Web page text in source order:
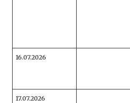
16.07.2026
17.07.2026